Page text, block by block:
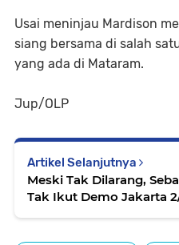
Usai meninjau Mardison
siang bersama di salah
yang ada di Mataram.
Jup/OLP
Artikel Selanjutnya
Meski Tak Dilarang,
Tak Ikut Demo Jakarta